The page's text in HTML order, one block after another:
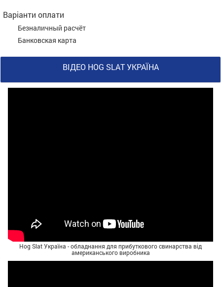
Варіанти оплати
Безналичный расчёт
Банковская карта
ВІДЕО HOG SLAT УКРАЇНА
Hog Slat Україна - обладнання для прибуткового свинарства від
американського виробника